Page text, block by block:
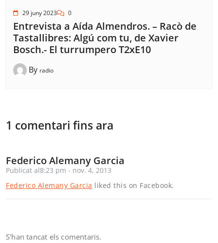
29 juny 2023 0
Entrevista a Aída Almendros. – Racò de
Tastallibres: Algú com tu, de Xavier
Bosch.- El turrumpero T2xE10
By radio
1 comentari fins ara
Federico Alemany Garcia
Publicat al8:23 pm - nov. 4, 2013
Federico Alemany Garcia liked this on Facebook.
S'han tancat els comentaris.